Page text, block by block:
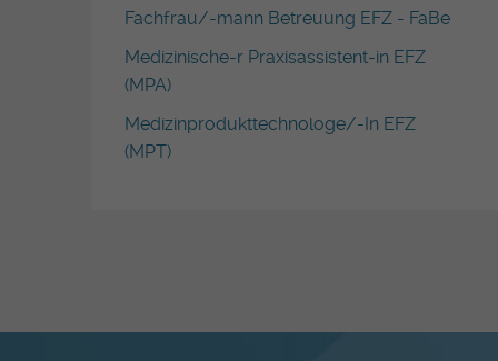
Fachfrau/-mann Betreuung EFZ - FaBe
Medizinische-r Praxisassistent-in EFZ
(MPA)
Medizinprodukttechnologe/-In EFZ
(MPT)